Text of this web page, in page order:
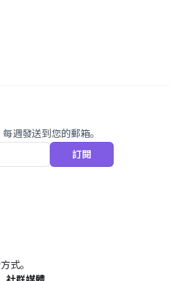
週發送到您的郵箱。
訂閱
式。